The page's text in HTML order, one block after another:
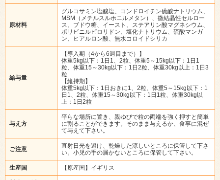
原材料
グルコサミン塩酸塩、コンドロイチン硫酸ナトリウム、
MSM（メチルスルホニルメタン）、微結晶性セルロー
ス、ブドウ糖、イースト、ステアリン酸マグネシウム、
ポリビニルピロリドン、塩化ナトリウム、硫酸マンガ
ン、ヒアルロン酸、無水コロイドシリカ
給与量
【導入期（4から6週目まで）】
体重5kg以下：1日1、2粒、体重5～15kg以下：1日1
粒、体重15～30kg以下：1日2粒、体重30kg以上：1日3
粒
【維持期】
体重5kg以下：1日おきに1、2粒、体重5～15kg以下：1
日1、2粒、体重15～30kg以下：1日1粒、体重30kg以
上：1日2粒
与え方
平らな場所に置き、親ゆびで粒の両端を強く押すと簡単
に割ることができます。そのまま与えるか、食事に混ぜ
て与えて下さい。
ご注意
直射日光を避け、乾燥した涼しいところに保管して下さ
い。小児の手の届かないところに保管して下さい。
生産国 【原産国】イギリス